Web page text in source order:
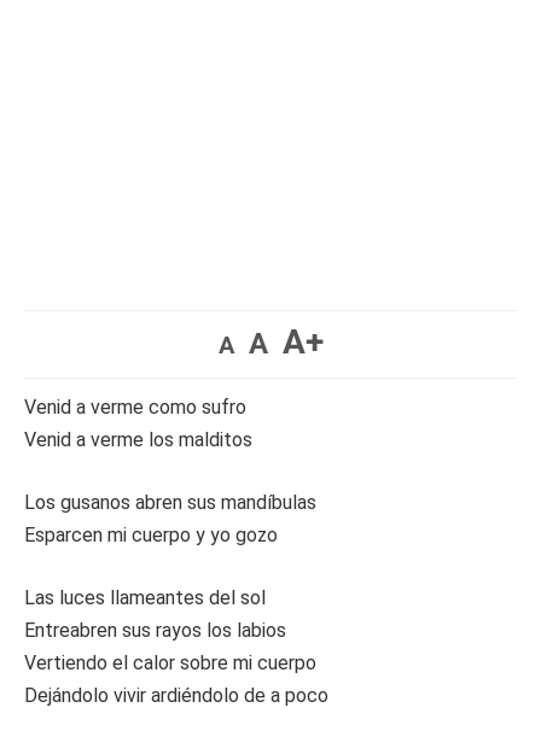
A A A+
Venid a verme como sufro
Venid a verme los malditos
Los gusanos abren sus mandíbulas
Esparcen mi cuerpo y yo gozo
Las luces llameantes del sol
Entreabren sus rayos los labios
Vertiendo el calor sobre mi cuerpo
Dejándolo vivir ardiéndolo de a poco